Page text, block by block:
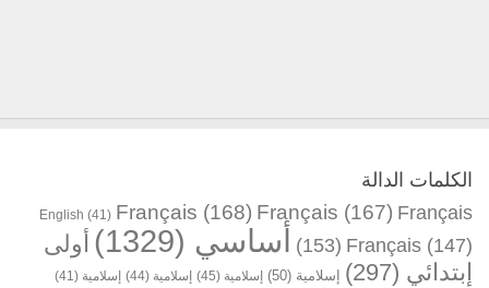
الكلمات الدالة
English (41) Français (168) Français (167) Français
(153) Français (147) أساسي (1329)
أولى
إبتدائي (297) إسلامية (50) إسلامية (45) إسلامية (44) إسلامية (41)